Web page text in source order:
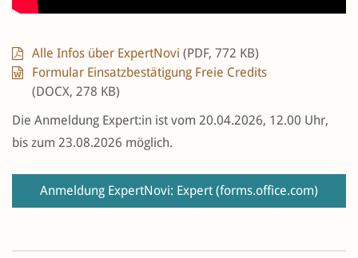
Alle Infos über ExpertNovi (PDF, 772 KB)
Formular Einsatzbestätigung Freie Credits
(DOCX, 278 KB)
Die Anmeldung Expert:in ist vom 20.04.2026, 12.00 Uhr,
bis zum 23.08.2026 möglich.
Anmeldung ExpertNovi: Expert(forms.office.com)